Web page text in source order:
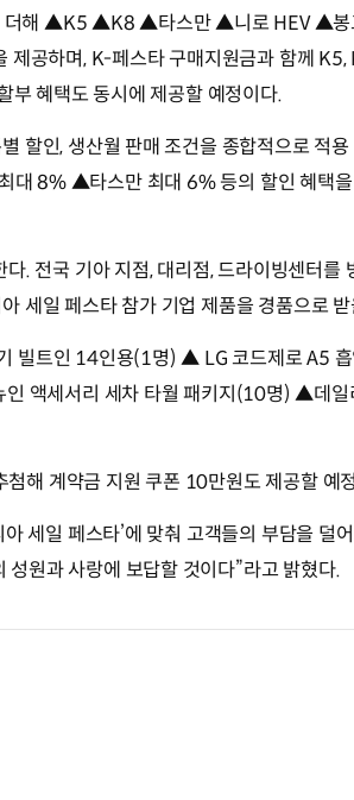
더해 ▲K5 ▲K8 ▲타스만 ▲니로 HEV ▲
제공하며, K-페스타 구매지원금과 함께 K5,
혜택도 동시에 제공할 예정이다.
할인, 생산월 판매 조건을 종합적으로 적
8% ▲타스만 최대 6% 등의 할인 혜택
. 전국 기아 지점, 대리점, 드라이빙센터를
세일 페스타 참가 기업 제품을 경품으로
빌트인 14인용(1명) ▲ LG 코드제로 A5
액세서리 세차 타월 패키지(10명) ▲데일
해 계약금 지원 쿠폰 10만원도 제공할 예
세일 페스타’에 맞춰 고객들의 부담을 덜
원과 사랑에 보답할 것이다”라고 밝혔다.